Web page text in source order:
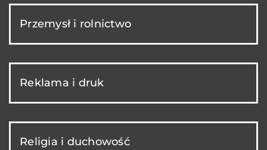
Przemysł i rolnictwo
Reklama i druk
Religia i duchowość